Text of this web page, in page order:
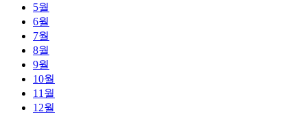
5월
6월
7월
8월
9월
10월
11월
12월